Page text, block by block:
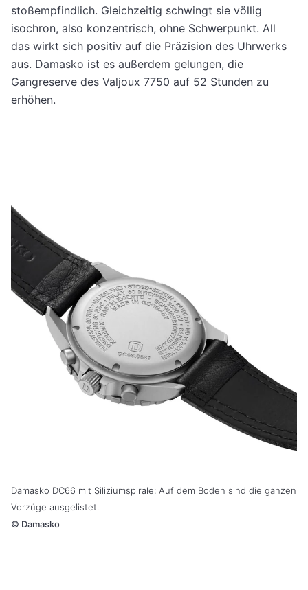
stoßempfindlich. Gleichzeitig schwingt sie völlig
isochron, also konzentrisch, ohne Schwerpunkt. All
das wirkt sich positiv auf die Präzision des Uhrwerks
aus. Damasko ist es außerdem gelungen, die
Gangreserve des Valjoux 7750 auf 52 Stunden zu
erhöhen.
Damasko DC66 mit Siliziumspirale: Auf dem Boden sind die ganzen
Vorzüge ausgelistet.
© Damasko